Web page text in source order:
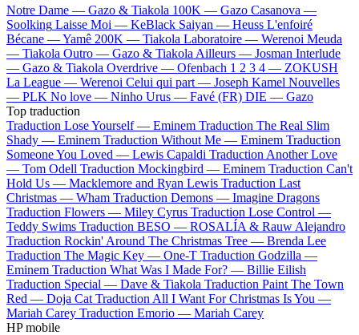
Notre Dame — Gazo & Tiakola 100K — Gazo Casanova —
Soolking Laisse Moi — KeBlack Saiyan — Heuss L'enfoiré
Bécane —Yamê 200K — Tiakola Laboratoire — Werenoi Meuda
— Tiakola Outro — Gazo & Tiakola Ailleurs — Josman Interlude
— Gazo & Tiakola Overdrive — Ofenbach 1 2 3 4 — ZOKUSH
La League — Werenoi Celui qui part — Joseph Kamel Nouvelles
— PLK No love — Ninho Urus — Favé (FR) DIE — Gazo
Top traduction
Traduction Lose Yourself — Eminem Traduction The Real Slim
Shady — Eminem Traduction Without Me — Eminem Traduction
Someone You Loved — Lewis Capaldi Traduction Another Love
— Tom Odell Traduction Mockingbird — Eminem Traduction Can't
Hold Us — Macklemore and Ryan Lewis Traduction Last
Christmas — Wham Traduction Demons — Imagine Dragons
Traduction Flowers — Miley Cyrus Traduction Lose Control —
Teddy Swims Traduction BESO — ROSALÍA & Rauw Alejandro
Traduction Rockin' Around The Christmas Tree — Brenda Lee
Traduction The Magic Key — One-T Traduction Godzilla —
Eminem Traduction What Was I Made For? — Billie Eilish
Traduction Special — Dave & Tiakola Traduction Paint The Town
Red — Doja Cat Traduction All I Want For Christmas Is You —
Mariah Carey Traduction Emorio — Mariah Carey
HP mobile